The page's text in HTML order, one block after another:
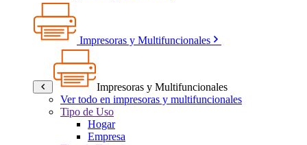
Impresoras y Multifuncionales
Impresoras y Multifuncionales
Ver todo en impresoras y multifuncionales
Tipo de Uso
Hogar
Empresa